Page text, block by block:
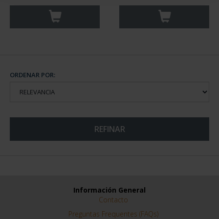
ORDENAR POR:
REFINAR
Información General
Contacto
Preguntas Frequentes (FAQs)